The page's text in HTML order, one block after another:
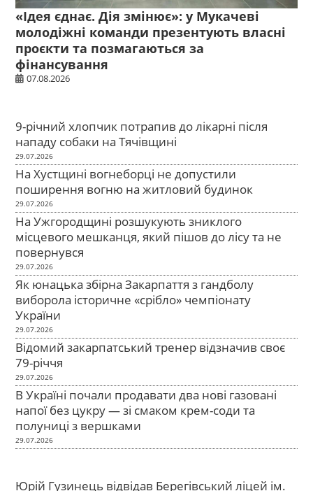
«Ідея єднає. Дія змінює»: у Мукачеві
молодіжні команди презентують власні
проєкти та позмагаються за
фінансування
07.08.2026
9-річний хлопчик потрапив до лікарні після
нападу собаки на Тячівщині
29.07.2026
На Хустщині вогнеборці не допустили
поширення вогню на житловий будинок
29.07.2026
На Ужгородщині розшукують зниклого
місцевого мешканця, який пішов до лісу та не
повернувся
29.07.2026
Як юнацька збірна Закарпаття з гандболу
виборола історичне «срібло» чемпіонату
України
29.07.2026
Відомий закарпатський тренер відзначив своє
79-річчя
29.07.2026
В Україні почали продавати два нові газовані
напої без цукру — зі смаком крем-соди та
полуниці з вершками
29.07.2026
Юрій Гузинець відвідав Берегівський ліцей ім.